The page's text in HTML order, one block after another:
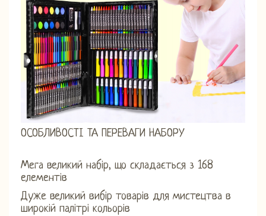
ОСОБЛИВОСТІ ТА ПЕРЕВАГИ НАБОРУ
Мега великий набір, що складається з 168
елементів
Дуже великий вибір товарів для мистецтва в
широкій палітрі кольорів